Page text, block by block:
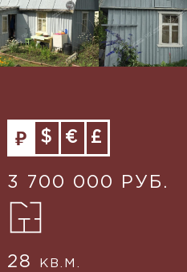
$ € £
3 700 000 РУБ.
28 КВ.М.